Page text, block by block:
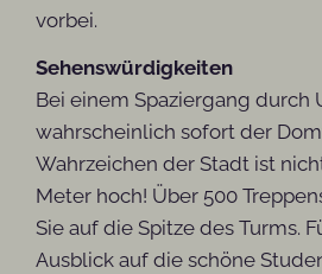
vorbei.
Sehenswürdigkeiten
Bei einem Spaziergang durch
wahrscheinlich sofort der
Wahrzeichen der Stadt ist
Meter hoch! Über 500
Sie auf die Spitze des Turms.
Ausblick auf die schöne